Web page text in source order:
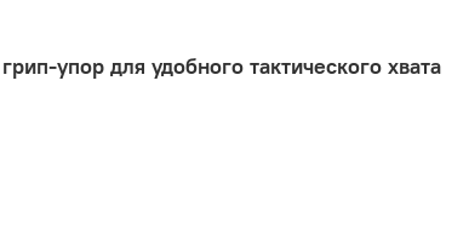
упор для удобного тактического хвата